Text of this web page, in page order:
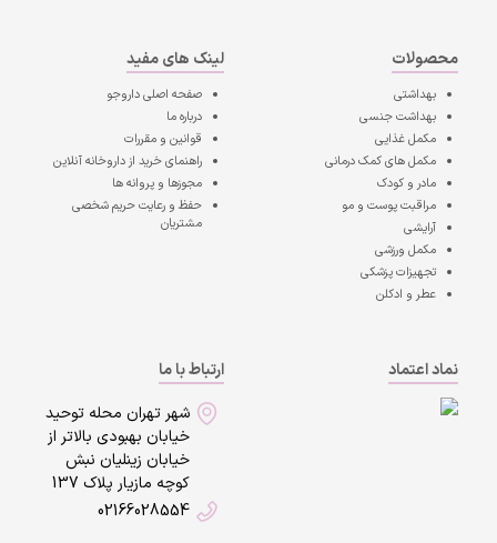
محصولات
بهداشتی
بهداشت جنسی
مکمل غذایی
مکمل های کمک درمانی
مادر و کودک
مراقبت پوست و مو
آرایشی
مکمل ورزشی
تجهیزات پزشکی
عطر و ادکلن
لینک های مفید
صفحه اصلیداروجو
درباره ما
قوانین و مقررات
راهنمای خرید از داروخانه آنلاین
مجوزها و پروانه ها
حفظ و رعایت حریم شخصی
مشتریان
نماد اعتماد
ارتباط با ما
شهر تهران محله توحید
خیابان بهبودی بالاتر از
خیابان زینلیان نبش
کوچه مازیار پلاک 137
02166028554